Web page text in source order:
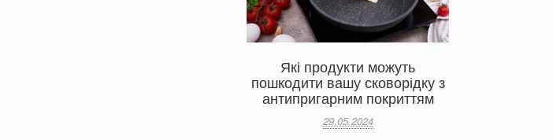
Які продукти можуть
пошкодити вашу сковорідку з
антипригарним покриттям
29.05.2024